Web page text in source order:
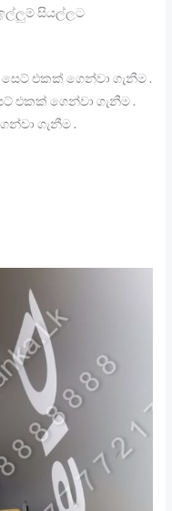
සියල්ලට
සෙට් එකක් ගෙන්වා ගැනීම .
එකක් ගෙන්වා ගැනීම .
ගැනීම .